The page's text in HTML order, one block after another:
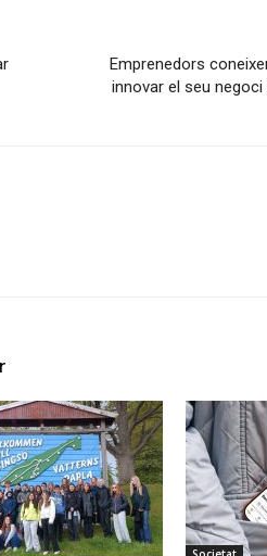
Emprenedors
innovar el seu